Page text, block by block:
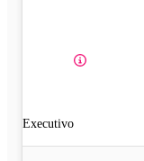
Executivo